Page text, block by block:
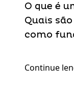
O que é
Quais
como
Continue